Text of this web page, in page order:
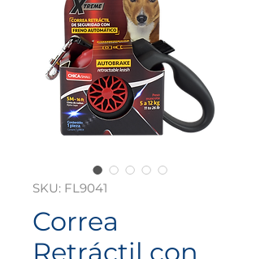
SKU: FL9041
Correa
Retráctil con